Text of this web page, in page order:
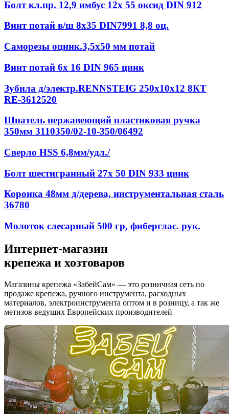
Болт кл.пр. 12,9 имбус 12х 55 оксид DIN 912
Винт потай в/ш 8х35 DIN7991 8,8 оц.
Саморезы оцинк.3,5х50 мм потай
Винт потай 6х 16 DIN 965 цинк
Зубила д/электр.RENNSTEIG 250х10х12 8КТ
RE-3612520
Шпатель нержавеющий пластиковая ручка
350мм 3110350/02-10-350/06492
Сверло HSS 6,8мм/удл./
Болт шестигранный 27х 50 DIN 933 цинк
Коронка 48мм д/дерева, инструментальная сталь
36780
Молоток слесарный 500 гр, фиберглас. рук.
Интернет-магазин
крепежа и хозтоваров
Магазины крепежа «ЗабейСам» — это розничная сеть по
продаже крепежа, ручного инструмента, расходных
материалов, электроинструмента оптом и в розницу, а так же
метизов ведущих Европейских производителей